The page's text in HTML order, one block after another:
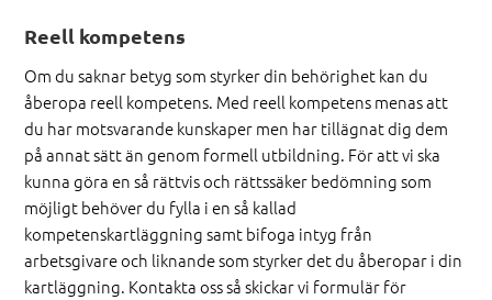
Reell kompetens
Om du saknar betyg som styrker din behörighet kan du
åberopa reell kompetens. Med reell kompetens menas att
du har motsvarande kunskaper men har tillägnat dig dem
på annat sätt än genom formell utbildning. För att vi ska
kunna göra en så rättvis och rättssäker bedömning som
möjligt behöver du fylla i en så kallad
kompetenskartläggning samt bifoga intyg från
arbetsgivare och liknande som styrker det du åberopar i din
kartläggning. Kontakta oss så skickar vi formulär för